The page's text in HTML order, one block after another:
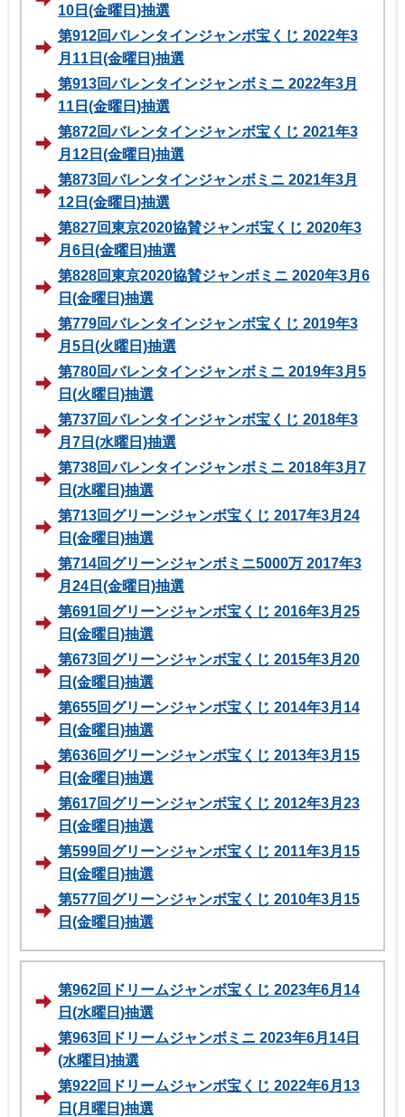
10日(金曜日)抽選
第912回バレンタインジャンボ宝くじ 2022年3
月11日(金曜日)抽選
第913回バレンタインジャンボミニ 2022年3月
11日(金曜日)抽選
第872回バレンタインジャンボ宝くじ 2021年3
月12日(金曜日)抽選
第873回バレンタインジャンボミニ 2021年3月
12日(金曜日)抽選
第827回東京2020協賛ジャンボ宝くじ 2020年3
月6日(金曜日)抽選
第828回東京2020協賛ジャンボミニ 2020年3月6
日(金曜日)抽選
第779回バレンタインジャンボ宝くじ 2019年3
月5日(火曜日)抽選
第780回バレンタインジャンボミニ 2019年3月5
日(火曜日)抽選
第737回バレンタインジャンボ宝くじ 2018年3
月7日(水曜日)抽選
第738回バレンタインジャンボミニ 2018年3月7
日(水曜日)抽選
第713回グリーンジャンボ宝くじ 2017年3月24
日(金曜日)抽選
第714回グリーンジャンボミニ5000万 2017年3
月24日(金曜日)抽選
第691回グリーンジャンボ宝くじ 2016年3月25
日(金曜日)抽選
第673回グリーンジャンボ宝くじ 2015年3月20
日(金曜日)抽選
第655回グリーンジャンボ宝くじ 2014年3月14
日(金曜日)抽選
第636回グリーンジャンボ宝くじ 2013年3月15
日(金曜日)抽選
第617回グリーンジャンボ宝くじ 2012年3月23
日(金曜日)抽選
第599回グリーンジャンボ宝くじ 2011年3月15
日(金曜日)抽選
第577回グリーンジャンボ宝くじ 2010年3月15
日(金曜日)抽選
第962回ドリームジャンボ宝くじ 2023年6月14
日(水曜日)抽選
第963回ドリームジャンボミニ 2023年6月14日
(水曜日)抽選
第922回ドリームジャンボ宝くじ 2022年6月13
日(月曜日)抽選